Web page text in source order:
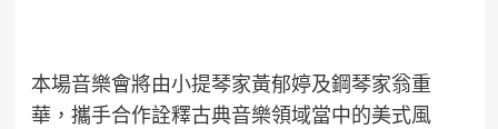
本場音樂會將由小提琴家黃郁婷及鋼琴家翁重
華，攜手合作詮釋古典音樂領域當中的美式風